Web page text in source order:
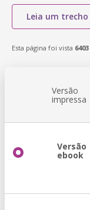
Leia um trecho
Esta página foi vista 6403
Versão
impressa
Versão
ebook